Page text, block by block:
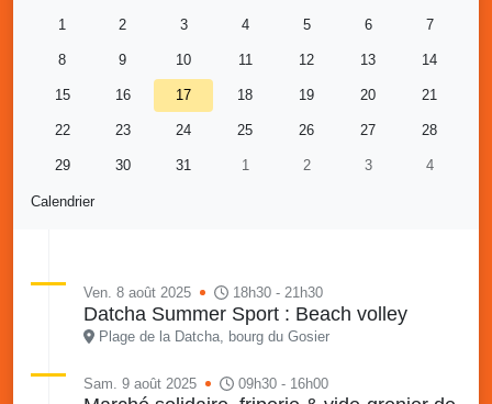
Calendrier
1 2 3 4 5 6 7
8 9 10 11 12 13 14
15 16 17 18 19 20 21
22 23 24 25 26 27 28
29 30 31 1 2 3 4
Ven. 8 août 2025 18h30 - 21h30
Datcha Summer Sport : Beach volley
Plage de la Datcha, bourg du Gosier
Sam. 9 août 2025 09h30 - 16h00